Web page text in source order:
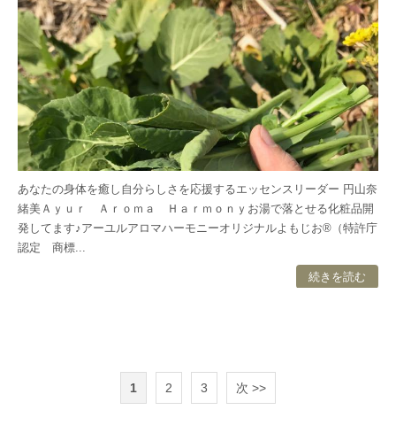
あなたの身体を癒し自分らしさを応援するエッセンスリーダー 円山奈
緒美Ａｙｕｒ Ａｒｏｍａ Ｈａｒｍｏｎｙお湯で落とせる化粧品開
発してます♪アーユルアロマハーモニーオリジナルよもじお®（特許庁
認定 商標...
続きを読む
1 2 3 次 >>